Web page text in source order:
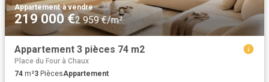
Appartement·à vendre
219 000 €2 959 €/m²
Appartement 3 pièces 74 m2
Place du Four à Chaux
74 m²3 PiècesAppartement